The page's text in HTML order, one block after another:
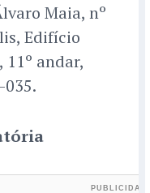
Maia, nº
Edifício
11º andar,
035.